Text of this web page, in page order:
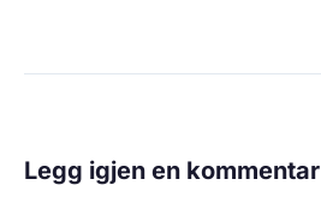
Legg igjen en kommentar